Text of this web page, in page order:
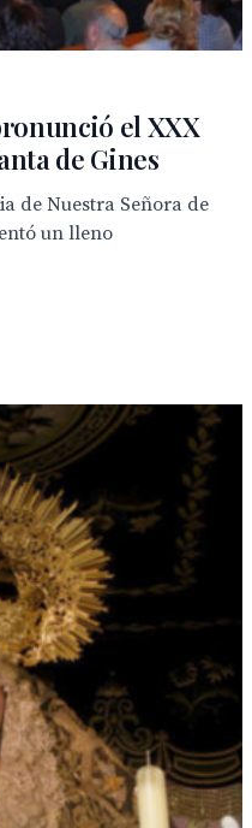
el XXX
de Gines
de Nuestra Señora de
un lleno